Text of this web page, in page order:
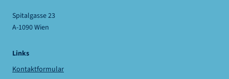
Spitalgasse 23
A-1090 Wien
Links
Kontaktformular